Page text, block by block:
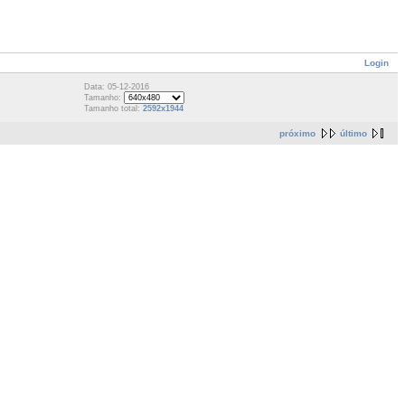
Login
Data: 05-12-2016
Tamanho:
Tamanho total: 2592x1944
próximo último